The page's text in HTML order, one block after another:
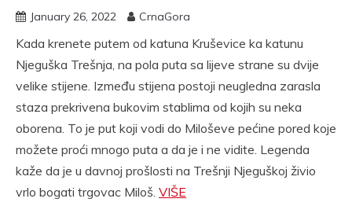
January 26, 2022 CrnaGora
Kada krenete putem od katuna Kruševice ka katunu
Njeguška Trešnja, na pola puta sa lijeve strane su dvije
velike stijene. Između stijena postoji neugledna zarasla
staza prekrivena bukovim stablima od kojih su neka
oborena. To je put koji vodi do Miloševe pećine pored koje
možete proći mnogo puta a da je i ne vidite. Legenda
kaže da je u davnoj prošlosti na Trešnji Njeguškoj živio
vrlo bogati trgovac Miloš. VIŠE